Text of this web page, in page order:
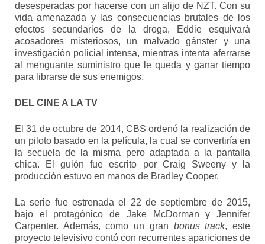
desesperadas por hacerse con un alijo de NZT. Con su
vida amenazada y las consecuencias brutales de los
efectos secundarios de la droga, Eddie esquivará
acosadores misteriosos, un malvado gánster y una
investigación policial intensa, mientras intenta aferrarse
al menguante suministro que le queda y ganar tiempo
para librarse de sus enemigos.
DEL CINE A LA TV
El 31 de octubre de 2014, CBS ordenó la realización de
un piloto basado en la película, la cual se convertiría en
la secuela de la misma pero adaptada a la pantalla
chica. El guión fue escrito por Craig Sweeny y la
producción estuvo en manos de Bradley Cooper.
La serie fue estrenada el 22 de septiembre de 2015,
bajo el protagónico de Jake McDorman y Jennifer
Carpenter. Además, como un gran bonus track, este
proyecto televisivo contó con recurrentes apariciones de